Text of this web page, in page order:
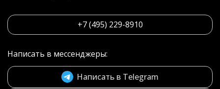
+7 (495) 229-8910
Написать в мессенджеры:
Написать в Telegram